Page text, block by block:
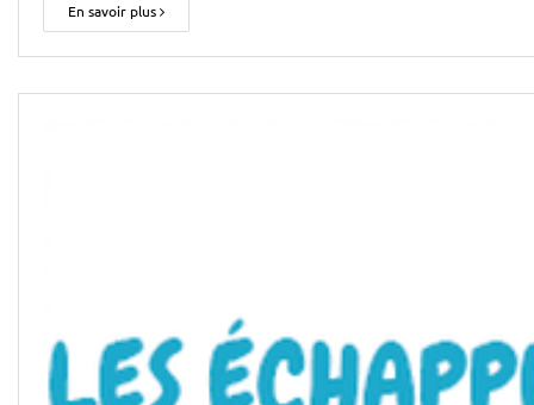
En savoir plus